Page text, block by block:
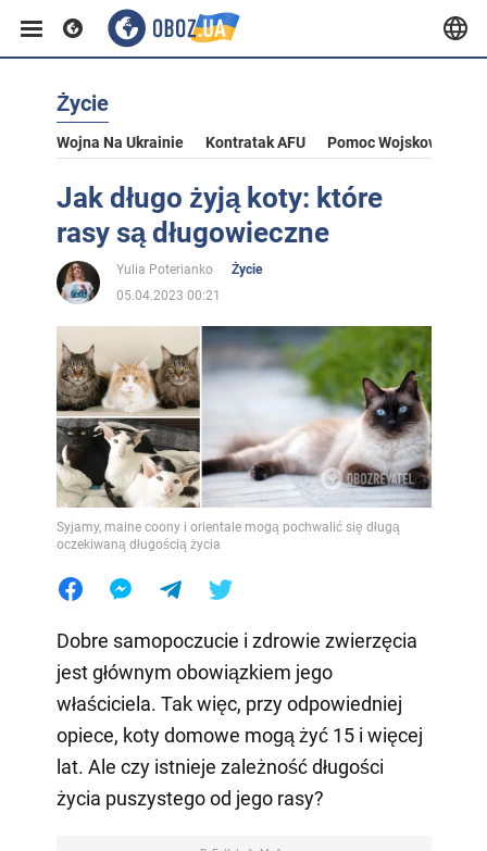
Życie
Wojna Na Ukrainie Kontratak AFU Pomoc Wojskowa Dla
Jak długo żyją koty: które
rasy są długowieczne
Yulia Poterianko
Życie
05.04.2023 00:21
Syjamy, maine coony i orientale mogą pochwalić się długą
oczekiwaną długością życia
Dobre samopoczucie i zdrowie zwierzęcia
jest głównym obowiązkiem jego
właściciela. Tak więc, przy odpowiedniej
opiece, koty domowe mogą żyć 15 i więcej
lat. Ale czy istnieje zależność długości
życia puszystego od jego rasy?